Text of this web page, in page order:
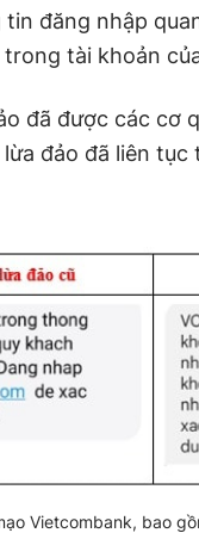
đăng nhập
tài khoản
đã được các cơ
đảo đã liên
Vietcombank, bao